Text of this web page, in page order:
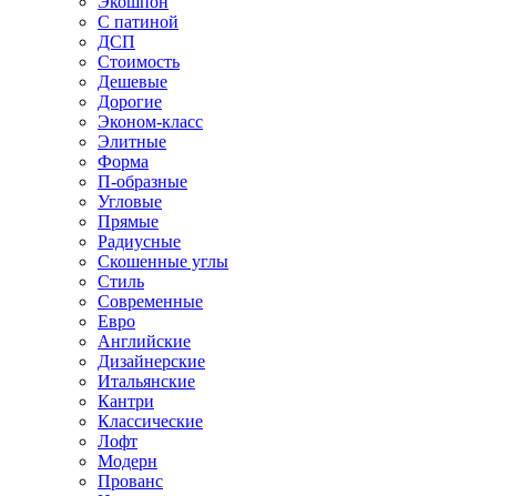
С патиной
ДСП
Стоимость
Дешевые
Дорогие
Эконом-класс
Элитные
Форма
П-образные
Угловые
Прямые
Радиусные
Скошенные углы
Стиль
Современные
Евро
Английские
Дизайнерские
Итальянские
Кантри
Классические
Лофт
Модерн
Прованс